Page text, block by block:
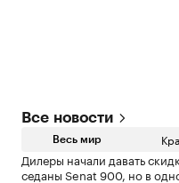
Все новости
Весь мир
Дилеры начали давать
седаны Senat 900, но в